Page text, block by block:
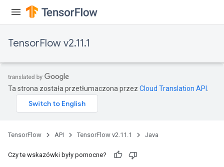
TensorFlow v2.11.1
Ta strona została przetłumaczona przez Cloud Translation API
TensorFlow API TensorFlow v2.11.1 Java
Czy te wskazówki były pomocne?